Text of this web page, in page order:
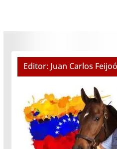
Editor: Juan Carlos Feijoó